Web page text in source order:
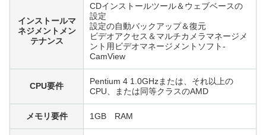
インストールマ
ネジメントメン
テナンス
CDインストールツール＆ウェブベースの
設定
設定の自動バックアップ＆復元
ビデオアクセス＆マルチカメラマネージメ
ント用ビデオマネージメントソフト-
CamView
CPU要件
Pentium 4 1.0GHzまたは、それ以上の
CPU、または同等クラスのAMD
メモリ要件 1GB RAM